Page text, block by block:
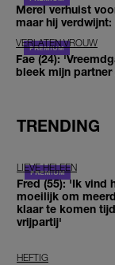
Merel verhuist
maar hij
VERLATEN VROUW
Fae (24):
bleek mijn
TRENDING
LIEVE HELEEN
Fred (55): 'Ik vind
moeilijk om
klaar te komen
vrijpartij'
HEFTIG